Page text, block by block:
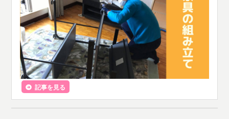
記事を見る